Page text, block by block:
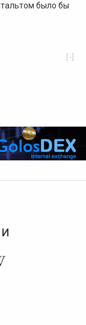
было бы
[-]